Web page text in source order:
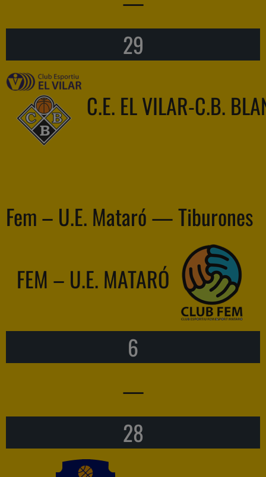
29
C.E. EL VILAR-C.B.
Fem – U.E. Mataró — Tiburones
FEM – U.E. MATARÓ
6
—
28